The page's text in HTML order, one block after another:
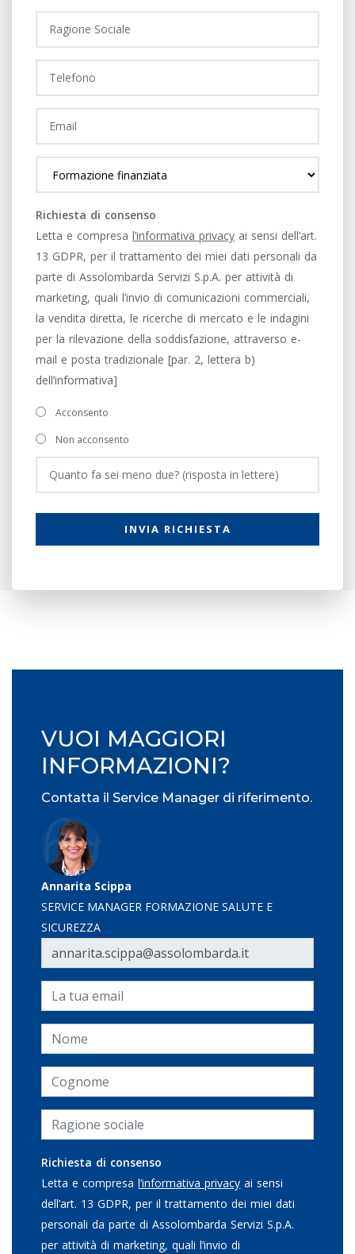
Richiesta di consenso
Letta e compresa l’informativa privacy ai sensi dell’art.
13 GDPR, per il trattamento dei miei dati personali da
parte di Assolombarda Servizi S.p.A. per attività di
marketing, quali l’invio di comunicazioni commerciali,
la vendita diretta, le ricerche di mercato e le indagini
per la rilevazione della soddisfazione, attraverso e-
mail e posta tradizionale [par. 2, lettera b)
dell’informativa]
Acconsento
Non acconsento
INVIA RICHIESTA
VUOI MAGGIORI
INFORMAZIONI?
Contatta il Service Manager di riferimento.
Annarita Scippa
SERVICE MANAGER FORMAZIONE SALUTE E
SICUREZZA
Richiesta di consenso
Letta e compresal’informativa privacy ai sensi
dell’art. 13 GDPR, per il trattamento dei miei dati
personali da parte di Assolombarda Servizi S.p.A.
per attività di marketing, quali l’invio di